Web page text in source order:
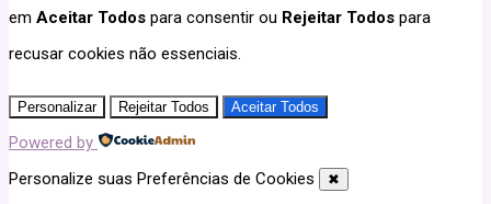
em Aceitar Todos para consentir ou Rejeitar Todos para
recusar cookies não essenciais.
Personalizar Rejeitar Todos Aceitar Todos
Powered by
Personalize suas Preferências de Cookies
✖